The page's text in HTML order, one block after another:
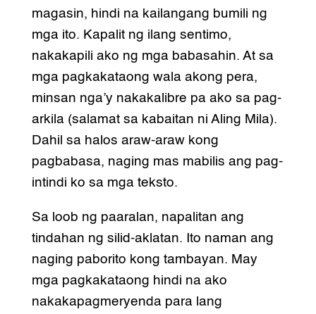
magasin, hindi na kailangang bumili ng
mga ito. Kapalit ng ilang sentimo,
nakakapili ako ng mga babasahin. At sa
mga pagkakataong wala akong pera,
minsan nga’y nakakalibre pa ako sa pag-
arkila (salamat sa kabaitan ni Aling Mila).
Dahil sa halos araw-araw kong
pagbabasa, naging mas mabilis ang pag-
intindi ko sa mga teksto.
Sa loob ng paaralan, napalitan ang
tindahan ng silid-aklatan. Ito naman ang
naging paborito kong tambayan. May
mga pagkakataong hindi na ako
nakakapagmeryenda para lang